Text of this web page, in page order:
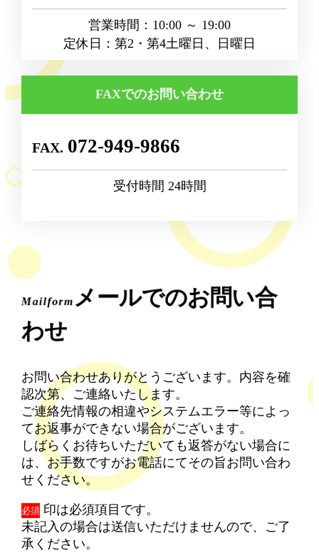
営業時間：10:00 ～ 19:00
定休日：第2・第4土曜日、日曜日
FAXでのお問い合わせ
072-949-9866
受付時間 24時間
Mailform メールでのお問い合
わせ
お問い合わせありがとうございます。内容を確
認次第、ご連絡いたします。
ご連絡先情報の相違やシステムエラー等によっ
てお返事ができない場合がございます。
しばらくお待ちいただいても返答がない場合に
は、お手数ですがお電話にてその旨お問い合わ
せください。
必須 印は必須項目です。
未記入の場合は送信いただけませんので、ご了
承ください。